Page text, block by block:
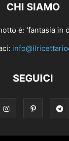
CHI SIAMO
è: ‘fantasia in
SEGUICI